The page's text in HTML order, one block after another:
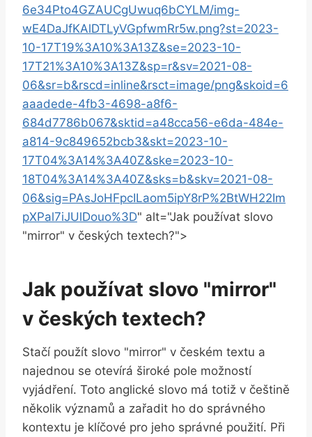
6e34Pto4GZAUCgUwuq6bCYLM/img-
wE4DaJfKAlDTLyVGpfwmRr5w.png?st=2023-
10-17T19%3A10%3A13Z&se=2023-10-
17T21%3A10%3A13Z&sp=r&sv=2021-08-
06&sr=b&rscd=inline&rsct=image/png&skoid=6
aaadede-4fb3-4698-a8f6-
684d7786b067&sktid=a48cca56-e6da-484e-
a814-9c849652bcb3&skt=2023-10-
17T04%3A14%3A40Z&ske=2023-10-
18T04%3A14%3A40Z&sks=b&skv=2021-08-
06&sig=PAsJoHFpcILaom5ipY8rP%2BtWH22Im
pXPal7iJUlDouo%3D" alt="Jak používat ⁢slovo ​
"mirror" ‌v​ českých⁣ textech?">
Jak používat slovo "mirror"
⁣v‍ českých textech?
Stačí ⁣použít slovo "mirror" v českém⁣ textu a⁢
najednou ⁣se otevírá široké pole možností
vyjádření. Toto anglické slovo má totiž v ‌češtině
několik významů⁤ a zařadit⁤ ho‌ do správného​
kontextu je klíčové⁢ pro jeho správné použití. Při